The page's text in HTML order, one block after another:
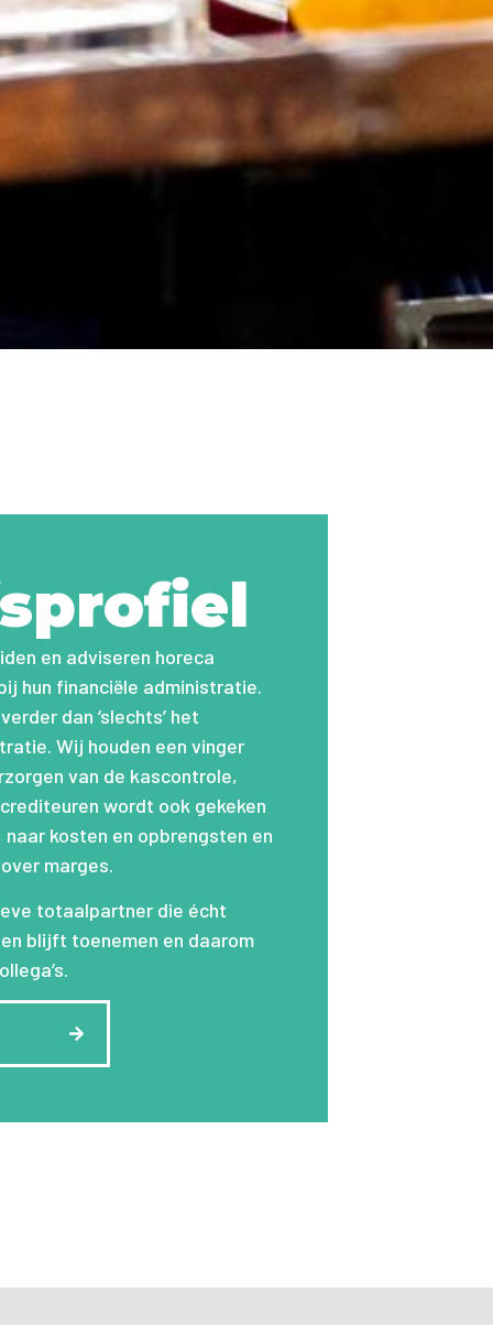
en adviseren horeca
hun financiële administratie.
dan ‘slechts’ het
Wij houden een vinger
van de kascontrole,
wordt ook gekeken
kosten en opbrengsten en
marges.
totaalpartner die écht
blijft toenemen en daarom